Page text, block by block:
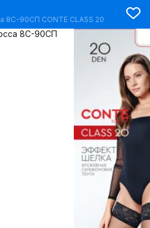
8С-90СП CONTE CLASS 20